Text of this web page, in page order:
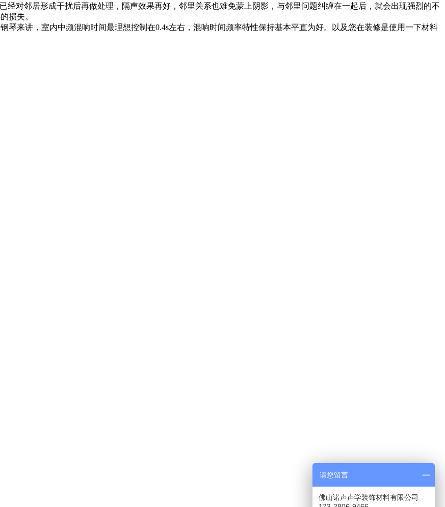
经对邻居形成干扰后再做处理，隔声效果再好，邻里关系也难免蒙上阴影，与邻里问题纠缠在一起后，就会出现强烈的不
损失。
琴来讲，室内中频混响时间最理想控制在0.4s左右，混响时间频率特性保持基本平直为好。以及您在装修是使用一下材料
请您留言
佛山诺声声学装饰材料有限公司